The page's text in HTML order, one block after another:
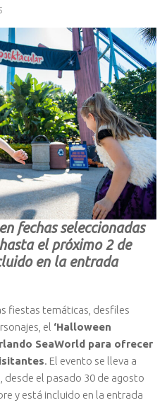
fechas seleccionadas
el próximo 2 de
en la entrada
fiestas temáticas, desfiles
el ‘Halloween
SeaWorld para ofrecer
. El evento se lleva a
desde el pasado 30 de agosto
y está incluido en la entrada